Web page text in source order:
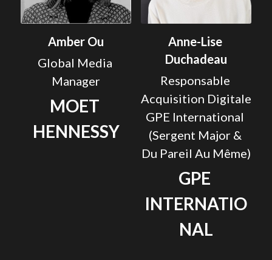
Amber Ou
Global Media
Manager
MOET
HENNESSY
Anne-Lise
Duchadeau
Responsable
Acquisition Digitale
GPE International
(Sergent Major &
Du Pareil Au Même)
GPE
INTERNATIO
NAL